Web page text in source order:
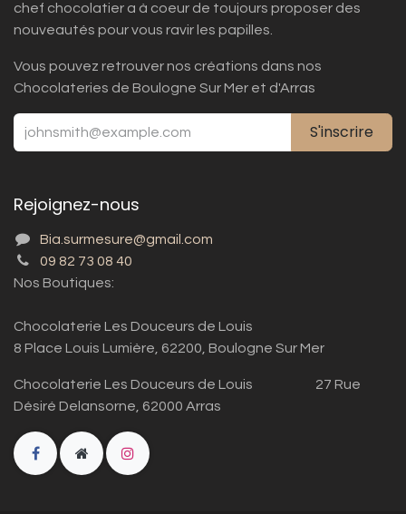
chef chocolatier a à coeur de toujours proposer des
nouveautés pour vous ravir les papilles.
Vous pouvez retrouver nos créations dans nos
Chocolateries de Boulogne Sur Mer et d'Arras
S'inscrire
Rejoignez-nous
Bia.surmesure@gmail.com
09 82 73 08 40
Nos Boutiques:
Chocolaterie Les Douceurs de Louis
8 Place Louis Lumière, 62200, Boulogne Sur Mer
Chocolaterie Les Douceurs de Louis 27 Rue
Désiré Delansorne, 62000 Arras